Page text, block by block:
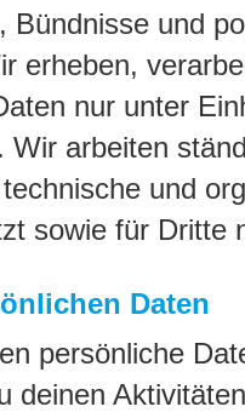
Bündnisse und
erheben,
nur unter
Wir arbeiten
und
sowie für Dritte
Daten
persönliche
deinen